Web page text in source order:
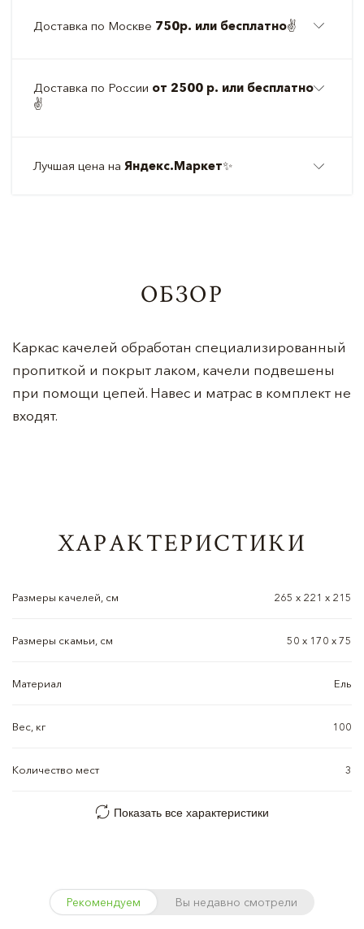
Доставка по Москве 750р. или бесплатно✌️
Доставка по России от 2500 р. или бесплатно
✌️
Лучшая цена на Яндекс.Маркет✨
ОБЗОР
Каркас качелей обработан специализированный
пропиткой и покрыт лаком, качели подвешены
при помощи цепей. Навес и матрас в комплект не
входят.
ХАРАКТЕРИСТИКИ
Размеры качелей, см 265 х 221 х 215
Размеры скамьи, см 50 х 170 х 75
Материал Ель
Вес, кг 100
Количество мест 3
Показать все характеристики
Рекомендуем Вы недавно смотрели